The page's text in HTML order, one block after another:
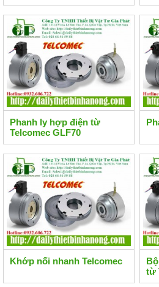
Phanh ly hợp điện từ
Telcomec GLF70
Khớp nối nhanh Telcomec
từ